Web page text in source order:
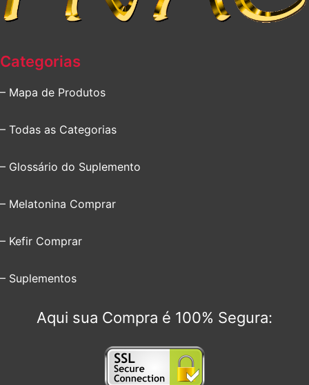
Categorias
– Mapa de Produtos
– Todas as Categorias
– Glossário do Suplemento
– Melatonina Comprar
– Kefir Comprar
– Suplementos
Aqui sua Compra é 100% Segura: